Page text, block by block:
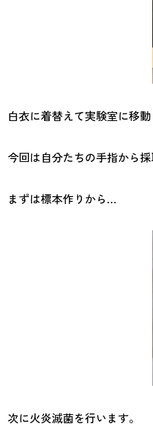
白衣に着替えて実験室に移
今回は自分たちの手指から
まずは標本作りから…
次に火炎滅菌を行います。